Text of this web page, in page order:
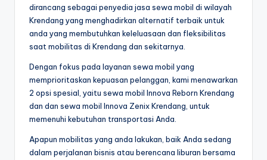
dirancang sebagai penyedia jasa sewa mobil di wilayah
Krendang yang menghadirkan alternatif terbaik untuk
anda yang membutuhkan keleluasaan dan fleksibilitas
saat mobilitas di Krendang dan sekitarnya.
Dengan fokus pada layanan sewa mobil yang
memprioritaskan kepuasan pelanggan, kami menawarkan
2 opsi spesial, yaitu sewa mobil Innova Reborn Krendang
dan dan sewa mobil Innova Zenix Krendang, untuk
memenuhi kebutuhan transportasi Anda.
Apapun mobilitas yang anda lakukan, baik Anda sedang
dalam perjalanan bisnis atau berencana liburan bersama